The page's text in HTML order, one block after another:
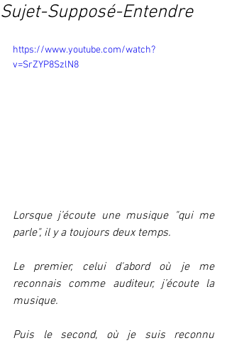
Sujet-Supposé-Entendre
https://www.youtube.com/watch?
v=SrZYP8SzlN8
Lorsque j’écoute une musique "qui me
parle", il y a toujours deux temps.
Le premier, celui d'abord où je me
reconnais comme auditeur, j’écoute la
musique.
Puis le second, où je suis reconnu